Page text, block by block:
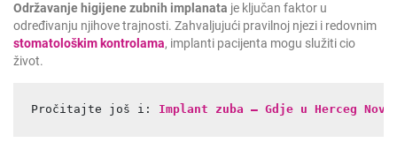
Održavanje higijene zubnih implanata je ključan faktor u
određivanju njihove trajnosti. Zahvaljujući pravilnoj njezi i redovnim
stomatološkim kontrolama, implanti pacijenta mogu služiti cio
život.
Pročitajte još i: Implant zuba – Gdje u Herceg